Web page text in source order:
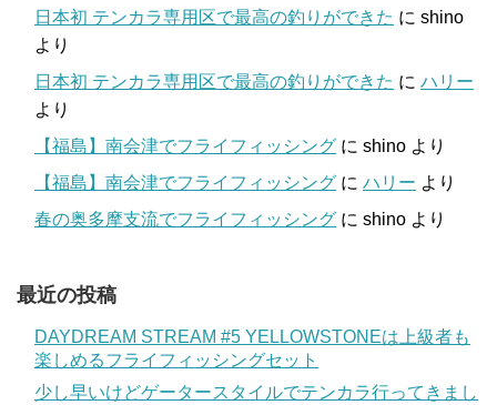
日本初 テンカラ専用区で最高の釣りができた に shino
より
日本初 テンカラ専用区で最高の釣りができた に ハリー
より
【福島】南会津でフライフィッシング に shino より
【福島】南会津でフライフィッシング に ハリー より
春の奥多摩支流でフライフィッシング に shino より
最近の投稿
DAYDREAM STREAM #5 YELLOWSTONEは上級者も
楽しめるフライフィッシングセット
少し早いけどゲータースタイルでテンカラ行ってきまし